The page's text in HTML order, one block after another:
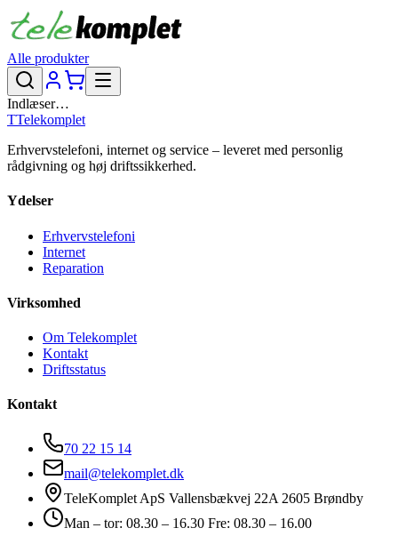
Alle produkter
Indlæser…
TTelekomplet
Erhvervstelefoni, internet og service – leveret med personlig
rådgivning og høj driftssikkerhed.
Ydelser
Erhvervstelefoni
Internet
Reparation
Virksomhed
Om Telekomplet
Kontakt
Driftsstatus
Kontakt
70 22 15 14
mail@telekomplet.dk
TeleKomplet ApS Vallensbækvej 22A 2605 Brøndby
Man – tor: 08.30 – 16.30 Fre: 08.30 – 16.00